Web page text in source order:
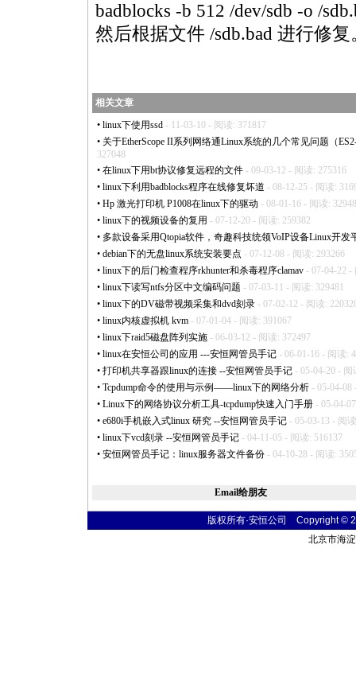
badblocks -b 512 /dev/sdb -o /sdb.
然后根据文件 /sdb.bad 进行修复
相关文章
• linux下使用ssd - 11-03-10 - 阅读: 371817
• 关于EtherScope II系列网络通Linux系统的几个常见问题（
327048
• 在linux下用bt协议修复远程的文件 - 09-03-12 - 阅读: 275316
• linux下利用badblocks程序在线修复坏道 - 08-12-25 - 阅读:
• Hp 激光打印机 P1008在linux下的驱动 - 08-01-16 - 阅读:
• linux下的视频设备的复用 - 07-12-20 - 阅读: 259382
• 多款设备采用Qtopia软件，奇趣科技统领VoIP设备Linux开发
• debian下的无盘linux系统安装要点 - 07-12-08 - 阅读: 293266
• linux下的后门检查程序rkhunter和杀毒程序clamav - 07-04-22 -
• linux下读写ntfs分区中文编码问题 - 07-03-11 - 阅读: 329481
• linux下的DV磁带视频采集和dvd刻录 - 07-02-12 - 阅读:
• linux内核虚拟机 kvm - 07-01-04 - 阅读: 391067
• linux下raid5磁盘阵列实施 - 06-03-12 - 阅读: 372497
• linux在安恒公司的应用 ---安恒网管员手记 - 06-01-16 - 阅读:
• 打印机共享器跟linux的连接 --安恒网管员手记 - 05-04-20 - 阅
• Tcpdump命令的使用与示例——linux下的网络分析 - 05-04-08
• Linux下的网络协议分析工具-tcpdump快速入门手册 - 05-04-
• e680i手机嵌入式linux 研究 --安恒网管员手记 - 05-03-13 - 阅
• linux下vcd刻录 --安恒网管员手记 - 04-11-05 - 阅读: 516137
• 安恒网管员手记：linux服务器文件备份 - 04-10-28 - 阅读:
Email给朋友
版权所有·安恒公司 Copyright ©
北京市海